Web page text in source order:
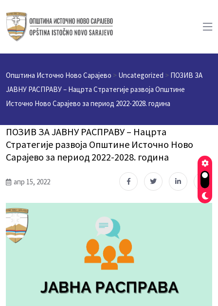
Општина Источно Ново Сарајево > Uncategorized > ПОЗИВ ЗА
ЈАВНУ РАСПРАВУ – Нацрта Стратегије развоја Општине
Источно Ново Сарајево за период 2022-2028. година
ПОЗИВ ЗА ЈАВНУ РАСПРАВУ – Нацрта
Стратегије развоја Општине Источно Ново
Сарајево за период 2022-2028. година
апр 15, 2022